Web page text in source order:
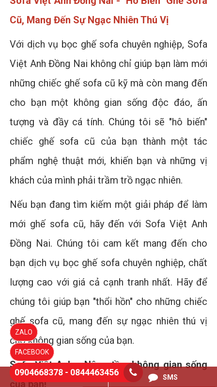
Cũ, Mang Đến Sự Ngạc Nhiên Thú Vị
Với dịch vụ bọc ghế sofa chuyên nghiệp, Sofa
Việt Anh Đồng Nai không chỉ giúp bạn làm mới
những chiếc ghế sofa cũ kỹ mà còn mang đến
cho bạn một không gian sống độc đáo, ấn
tượng và đầy cá tính. Chúng tôi sẽ "hô biến"
chiếc ghế sofa cũ của bạn thành một tác
phẩm nghệ thuật mới, khiến bạn và những vị
khách của mình phải trầm trồ ngạc nhiên.
Nếu bạn đang tìm kiếm một giải pháp để làm
mới ghế sofa cũ, hãy đến với Sofa Việt Anh
Đồng Nai. Chúng tôi cam kết mang đến cho
bạn dịch vụ bọc ghế sofa chuyên nghiệp, chất
lượng cao với giá cả cạnh tranh nhất. Hãy để
chúng tôi giúp bạn "thổi hồn" cho những chiếc
ghế sofa cũ, mang đến sự ngạc nhiên thú vị
cho không gian sống của bạn.
Sofa Việt Anh - Nâng tầm không gian sống
của bạn!
0844463456 SMS
ZALO
FACEBOOK
0904668378 - 0844463456